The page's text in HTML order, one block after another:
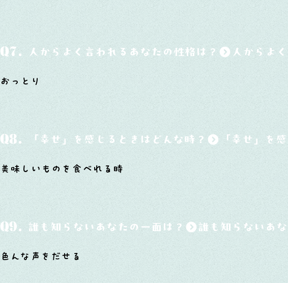
Q7. 人からよく言われるあなたの性格は？
おっとり
Q8. 「幸せ」を感じるときはどんな時？
美味しいものを食べれる時
Q9. 誰も知らないあなたの一面は？
色んな声をだせる